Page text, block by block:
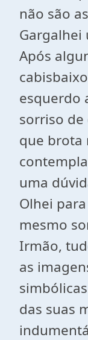
não são
Gargalhei
Após
esquerdo
sorriso
que brota
uma
Olhei
mesmo
Irmão,
as
das suas